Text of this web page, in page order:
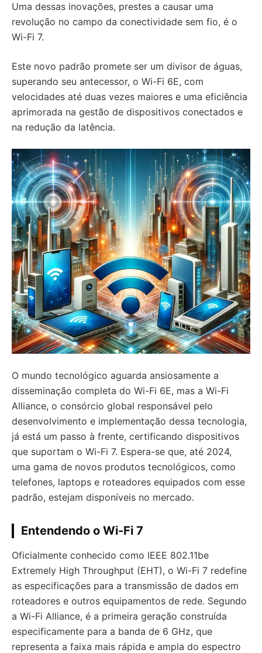
Uma dessas inovações, prestes a causar uma
revolução no campo da conectividade sem fio, é o
Wi-Fi 7.
Este novo padrão promete ser um divisor de águas,
superando seu antecessor, o Wi-Fi 6E, com
velocidades até duas vezes maiores e uma eficiência
aprimorada na gestão de dispositivos conectados e
na redução da latência.
O mundo tecnológico aguarda ansiosamente a
disseminação completa do Wi-Fi 6E, mas a Wi-Fi
Alliance, o consórcio global responsável pelo
desenvolvimento e implementação dessa tecnologia,
já está um passo à frente, certificando dispositivos
que suportam o Wi-Fi 7. Espera-se que, até 2024,
uma gama de novos produtos tecnológicos, como
telefones, laptops e roteadores equipados com esse
padrão, estejam disponíveis no mercado.
Entendendo o Wi-Fi 7
Oficialmente conhecido como IEEE 802.11be
Extremely High Throughput (EHT), o Wi-Fi 7 redefine
as especificações para a transmissão de dados em
roteadores e outros equipamentos de rede. Segundo
a Wi-Fi Alliance, é a primeira geração construída
especificamente para a banda de 6 GHz, que
representa a faixa mais rápida e ampla do espectro